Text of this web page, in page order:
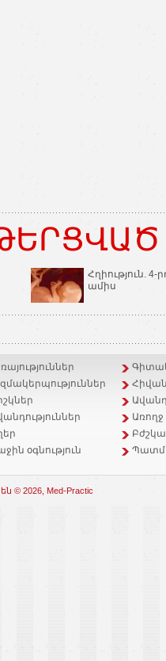
Հղիություն. 4-
ամիս
օգնություն
2026, Med-Practic